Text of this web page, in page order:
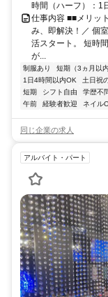
時間（ハーフ）：1
仕事内容 ■■メリッ
み、即解決！／ 個
活スタート。 短時
が...
制服あり 短期（3ヵ月以内
1日4時間以内OK
土日祝
短期
シフト自由 学歴不
午前
経験者歓迎 ネイル
同じ企業の求人
アルバイト・パート